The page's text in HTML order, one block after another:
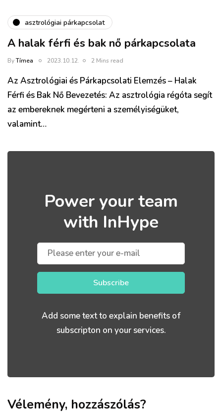
asztrológiai párkapcsolat
A halak férfi és bak nő párkapcsolata
ByTímea 2023.10.12. 2 Mins read
Az Asztrológiai és Párkapcsolati Elemzés – Halak
Férfi és Bak Nő Bevezetés: Az asztrológia régóta segít
az embereknek megérteni a személyiségüket,
valamint…
Power your team
with InHype
Subscribe
Add some text to explain benefits of
subscripton on your services.
Vélemény, hozzászólás?